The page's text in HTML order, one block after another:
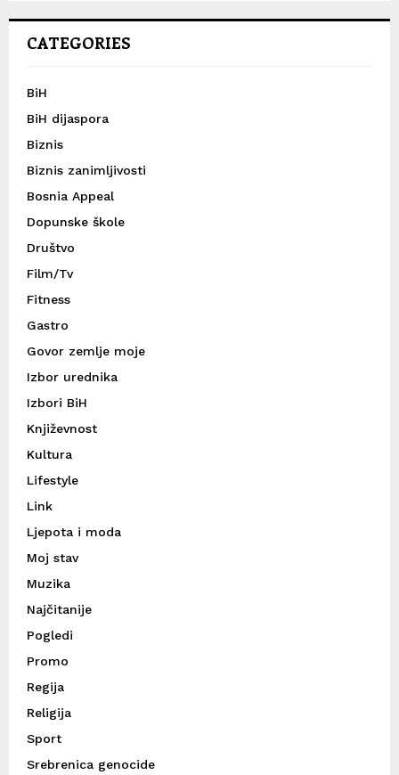
CATEGORIES
BiH
BiH dijaspora
Biznis
Biznis zanimljivosti
Bosnia Appeal
Dopunske škole
Društvo
Film/Tv
Fitness
Gastro
Govor zemlje moje
Izbor urednika
Izbori BiH
Književnost
Kultura
Lifestyle
Link
Ljepota i moda
Moj stav
Muzika
Najčitanije
Pogledi
Promo
Regija
Religija
Sport
Srebrenica genocide